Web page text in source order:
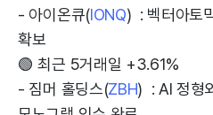
- 아이온큐(IONQ) : 벡터아토
확보
🟢 최근 5거래일 +3.61%
- 짐머 홀딩스(ZBH) : AI 정형